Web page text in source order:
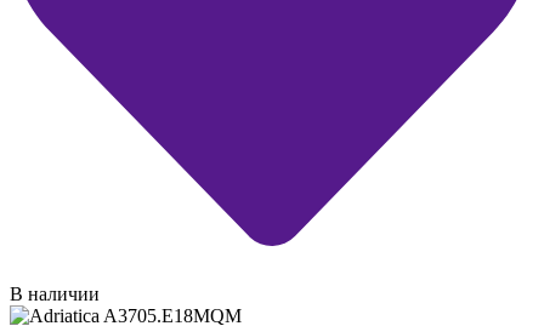
В наличии